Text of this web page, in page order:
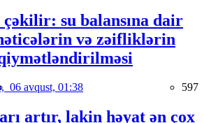
su balansına dair
və zəifliklərin
06 avqust, 01:38 597
artır, lakin həyat ən çox